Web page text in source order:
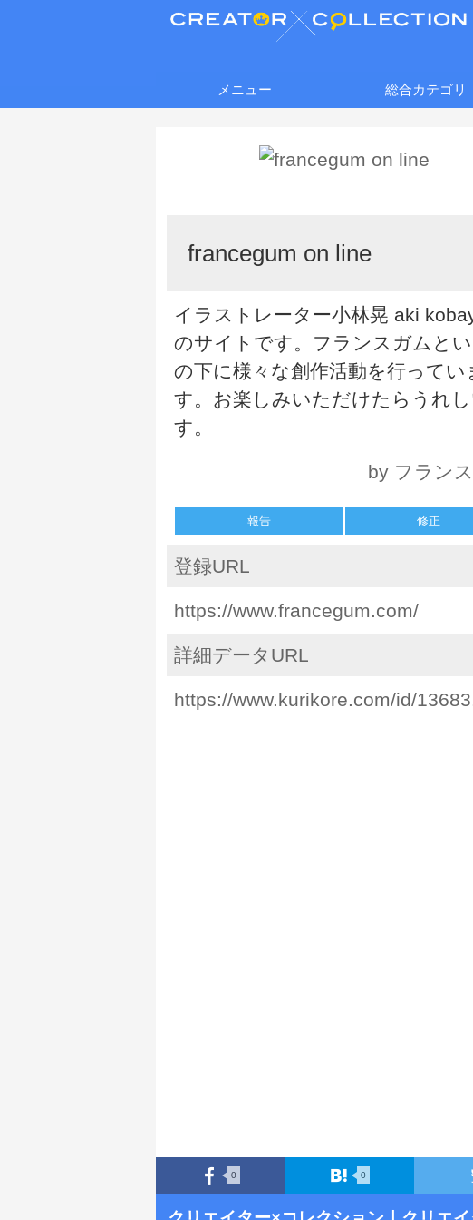
メニュー 総合カテゴリ
francegum on line
イラストレーター小林晃 aki
のサイトです。フランスガムと
の下に様々な創作活動を行ってい
す。お楽しみいただけたらうれ
す。
by フラン
報告 修正
登録URL
https://www.francegum.com/
詳細データURL
https://www.kurikore.com/id/
0 0